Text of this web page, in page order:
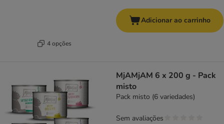
4 opções
Adicionar ao carrinho
MjAMjAM 6 x 200 g - Pack
misto
Pack misto (6 variedades)
Sem avaliações